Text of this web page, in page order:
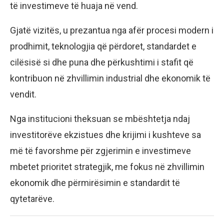
të investimeve të huaja në vend.
Gjatë vizitës, u prezantua nga afër procesi modern i
prodhimit, teknologjia që përdoret, standardet e
cilësisë si dhe puna dhe përkushtimi i stafit që
kontribuon në zhvillimin industrial dhe ekonomik të
vendit.
Nga institucioni theksuan se mbështetja ndaj
investitorëve ekzistues dhe krijimi i kushteve sa
më të favorshme për zgjerimin e investimeve
mbetet prioritet strategjik, me fokus në zhvillimin
ekonomik dhe përmirësimin e standardit të
qytetarëve.